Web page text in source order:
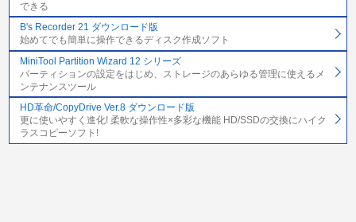
できる
B's Recorder 21 ダウンロード版
始めてでも簡単に操作できるディスク作成ソフト
MiniTool Partition Wizard 12 シリーズ
パーティションの設定をはじめ、ストレージのあらゆる管理に使えるメ
ンテナンスツール
HD革命/CopyDrive Ver.8 ダウンロード版
更に使いやすく進化! 柔軟な操作性×多彩な機能 HD/SSDの交換にハイク
ラスコピーソフト!